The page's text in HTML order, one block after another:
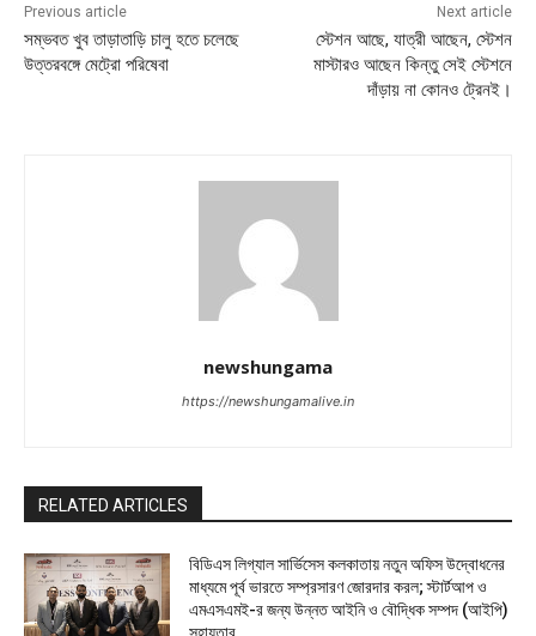
Previous article
সম্ভবত খুব তাড়াতাড়ি চালু হতে চলেছে
উত্তরবঙ্গে মেট্রো পরিষেবা
Next article
স্টেশন আছে, যাত্রী আছেন, স্টেশন
মাস্টারও আছেন কিন্তু সেই স্টেশনে
দাঁড়ায় না কোনও ট্রেনই।
newshungama
https://newshungamalive.in
RELATED ARTICLES
বিডিএস লিগ্যাল সার্ভিসেস কলকাতায় নতুন অফিস উদ্বোধনের
মাধ্যমে পূর্ব ভারতে সম্প্রসারণ জোরদার করল; স্টার্টআপ ও
এমএসএমই-র জন্য উন্নত আইনি ও বৌদ্ধিক সম্পদ (আইপি)